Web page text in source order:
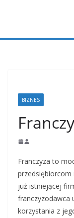
BIZNES
Franczyza to
przedsiębiorcom
już istniejącej
franczyzodawca
korzystania z